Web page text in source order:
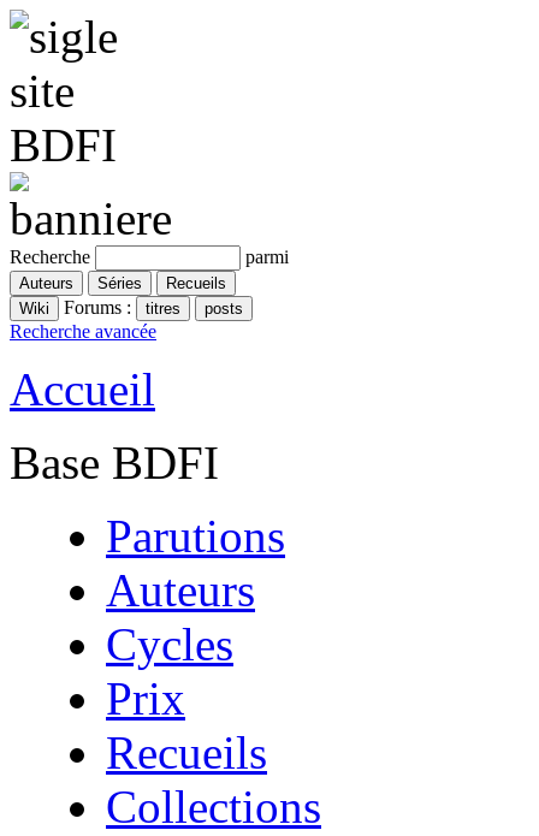
Recherche parmi
Forums :
Recherche avancée
Accueil
Base BDFI
Parutions
Auteurs
Cycles
Prix
Recueils
Collections